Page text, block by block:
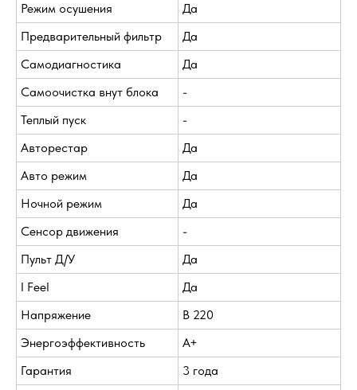
Режим осушения
Да
Предварительный фильтр
Да
Самодиагностика
Да
Самоочистка внут блока
-
Теплый пуск
-
Авторестар
Да
Авто режим
Да
Ночной режим
Да
Сенсор движения
-
Пульт Д/У
Да
I Feel
Да
Напряжение
В 220
Энергоэффективность
A+
Гарантия
3 года